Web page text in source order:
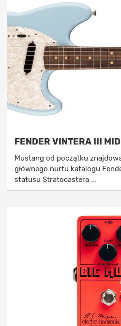
FENDER VINTERA III
Mustang od początku
głównego nurtu katalogu
statusu Stratocastera ...